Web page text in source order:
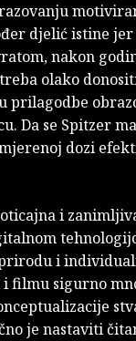
djelić istine
nakon
olako
prilagodbe
Da se Spitzer
dozi
i
i
filmu sigurno
je nastaviti